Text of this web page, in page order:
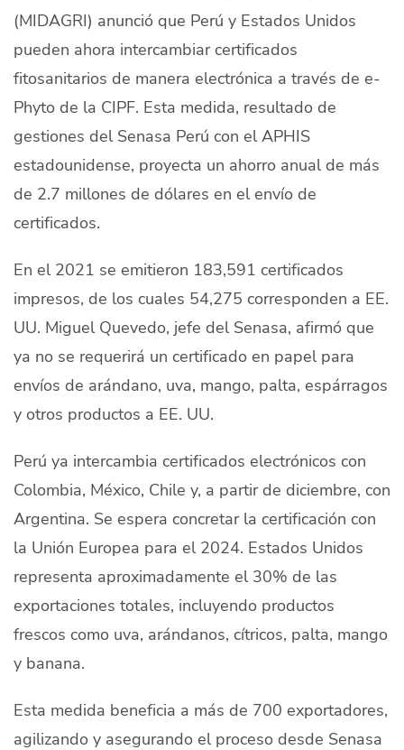
Quiénes Somos
Productores
Mercados
Contacto
modo claro Español
(MIDAGRI) anunció que Perú y Estados Unidos
pueden ahora intercambiar certificados
fitosanitarios de manera electrónica a través de e-
Phyto de la CIPF. Esta medida, resultado de
gestiones del Senasa Perú con el APHIS
estadounidense, proyecta un ahorro anual de más
de 2.7 millones de dólares en el envío de
certificados.
En el 2021 se emitieron 183,591 certificados
impresos, de los cuales 54,275 corresponden a EE.
UU. Miguel Quevedo, jefe del Senasa, afirmó que
ya no se requerirá un certificado en papel para
envíos de arándano, uva, mango, palta, espárragos
y otros productos a EE. UU.
Perú ya intercambia certificados electrónicos con
Colombia, México, Chile y, a partir de diciembre, con
Argentina. Se espera concretar la certificación con
la Unión Europea para el 2024. Estados Unidos
representa aproximadamente el 30% de las
exportaciones totales, incluyendo productos
frescos como uva, arándanos, cítricos, palta, mango
y banana.
Esta medida beneficia a más de 700 exportadores,
agilizando y asegurando el proceso desde Senasa